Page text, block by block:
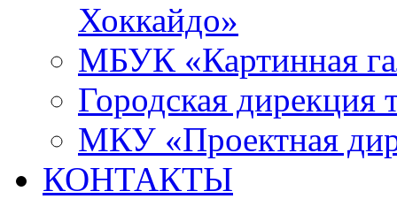
Хоккайдо»
МБУК «Картинная
Городская дирекция
МКУ «Проектная
КОНТАКТЫ